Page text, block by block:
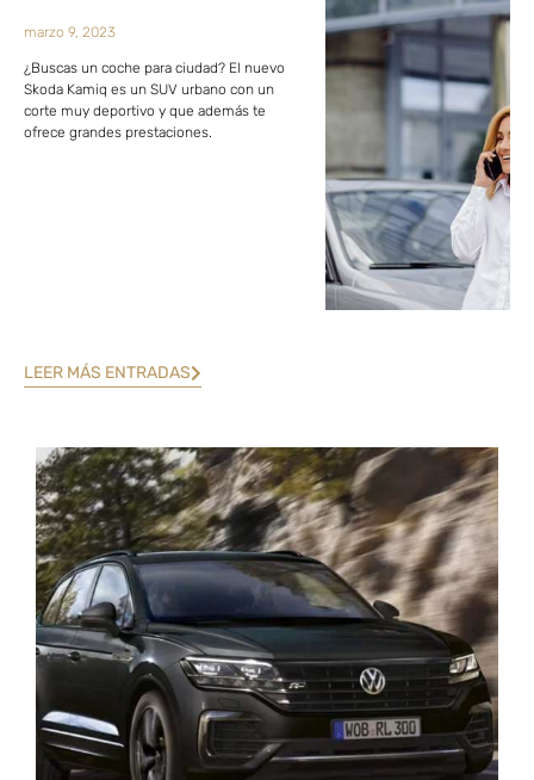
marzo 9, 2023
¿Buscas un coche para ciudad? El nuevo
Skoda Kamiq es un SUV urbano con un
corte muy deportivo y que además te
ofrece grandes prestaciones.
LEER MÁS ENTRADAS